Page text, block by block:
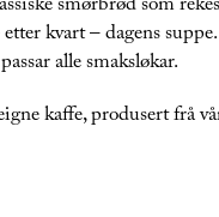
kvart – dagens
alle smaksløkar.
kaffe, produsert frå